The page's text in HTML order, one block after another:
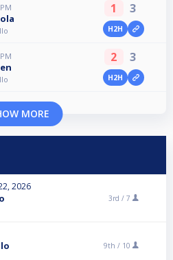
1 3
H2H
2 3
H2H
MORE
2026
3rd / 7
9th / 10